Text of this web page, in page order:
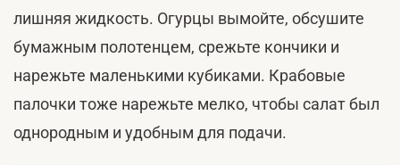
лишняя жидкость. Огурцы вымойте, обсушите
бумажным полотенцем, срежьте кончики и
нарежьте маленькими кубиками. Крабовые
палочки тоже нарежьте мелко, чтобы салат был
однородным и удобным для подачи.